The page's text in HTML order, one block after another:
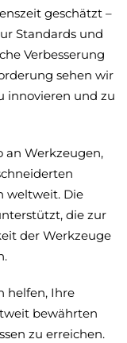
geschätzt –
Standards und
Verbesserung
sehen wir
innovieren und zu
Werkzeugen,
weltweit. Die
die zur
der Werkzeuge
helfen, Ihre
bewährten
zu erreichen.